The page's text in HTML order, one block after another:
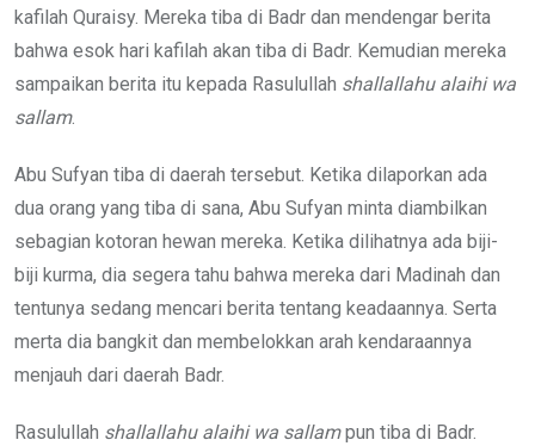
kafilah Quraisy. Mereka tiba di Badr dan mendengar berita
bahwa esok hari kafilah akan tiba di Badr. Kemudian mereka
sampaikan berita itu kepada Rasulullah shallallahu alaihi wa
sallam.
Abu Sufyan tiba di daerah tersebut. Ketika dilaporkan ada
dua orang yang tiba di sana, Abu Sufyan minta diambilkan
sebagian kotoran hewan mereka. Ketika dilihatnya ada biji-
biji kurma, dia segera tahu bahwa mereka dari Madinah dan
tentunya sedang mencari berita tentang keadaannya. Serta
merta dia bangkit dan membelokkan arah kendaraannya
menjauh dari daerah Badr.
Rasulullah shallallahu alaihi wa sallampun tiba di Badr.